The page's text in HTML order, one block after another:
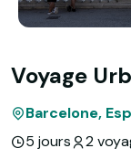
Voyage
Barcelone,
5 jours
2